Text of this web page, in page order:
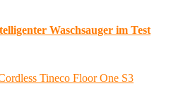
Waschsauger im Test